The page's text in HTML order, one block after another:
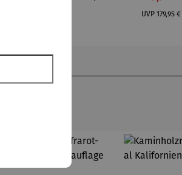
UVP 179,95 €